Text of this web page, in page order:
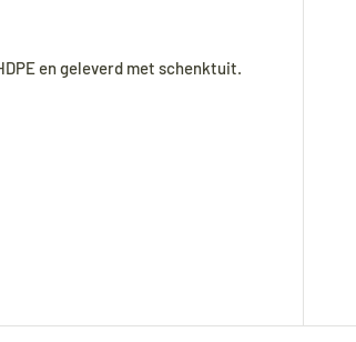
en geleverd met schenktuit.
During our holiday,Bimini tops